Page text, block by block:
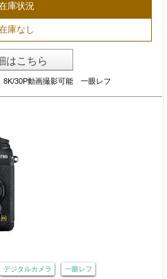
庫状況
庫なし
はこちら
30P動画撮影可能 一眼レフ
デジタルカメラ 一眼レフ